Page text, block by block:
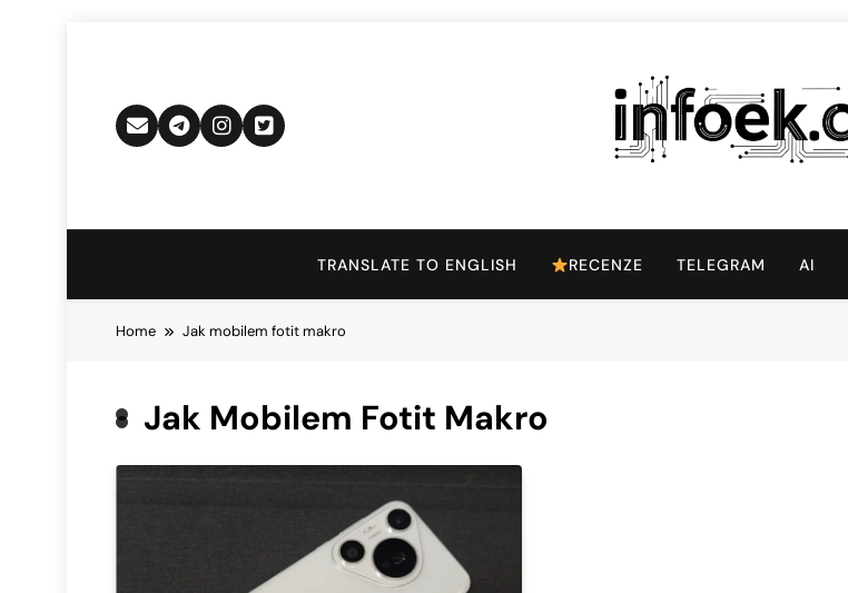
Infoek.cz
TRANSLATE TO ENGLISH RECENZE TELEGRAM AI
Home Jak mobilem fotit makro
Jak Mobilem Fotit Makro